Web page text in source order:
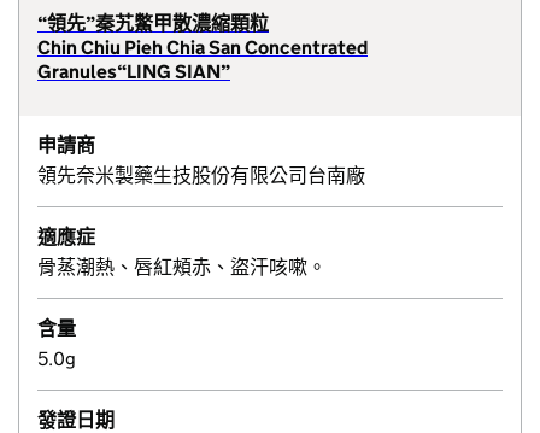
“領先”秦艽鱉甲散濃縮顆粒
Chin Chiu Pieh Chia San Concentrated
Granules“LING SIAN”
申請商
領先奈米製藥生技股份有限公司台南廠
適應症
骨蒸潮熱、唇紅頰赤、盜汗咳嗽。
含量
5.0g
發證日期